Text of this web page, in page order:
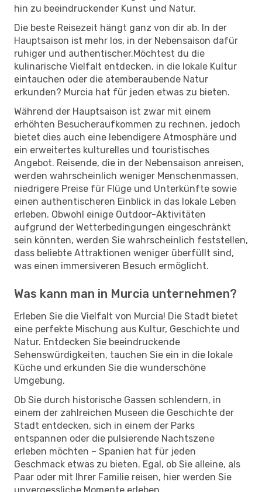
hin zu beeindruckender Kunst und Natur.
Die beste Reisezeit hängt ganz von dir ab. In der
Hauptsaison ist mehr los, in der Nebensaison dafür
ruhiger und authentischer.Möchtest du die
kulinarische Vielfalt entdecken, in die lokale Kultur
eintauchen oder die atemberaubende Natur
erkunden? Murcia hat für jeden etwas zu bieten.
Während der Hauptsaison ist zwar mit einem
erhöhten Besucheraufkommen zu rechnen, jedoch
bietet dies auch eine lebendigere Atmosphäre und
ein erweitertes kulturelles und touristisches
Angebot. Reisende, die in der Nebensaison anreisen,
werden wahrscheinlich weniger Menschenmassen,
niedrigere Preise für Flüge und Unterkünfte sowie
einen authentischeren Einblick in das lokale Leben
erleben. Obwohl einige Outdoor-Aktivitäten
aufgrund der Wetterbedingungen eingeschränkt
sein könnten, werden Sie wahrscheinlich feststellen,
dass beliebte Attraktionen weniger überfüllt sind,
was einen immersiveren Besuch ermöglicht.
Was kann man in Murcia unternehmen?
Erleben Sie die Vielfalt von Murcia! Die Stadt bietet
eine perfekte Mischung aus Kultur, Geschichte und
Natur. Entdecken Sie beeindruckende
Sehenswürdigkeiten, tauchen Sie ein in die lokale
Küche und erkunden Sie die wunderschöne
Umgebung.
Ob Sie durch historische Gassen schlendern, in
einem der zahlreichen Museen die Geschichte der
Stadt entdecken, sich in einem der Parks
entspannen oder die pulsierende Nachtszene
erleben möchten – Spanien hat für jeden
Geschmack etwas zu bieten. Egal, ob Sie alleine, als
Paar oder mit Ihrer Familie reisen, hier werden Sie